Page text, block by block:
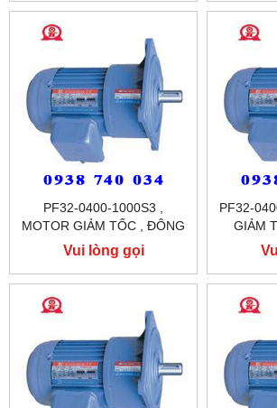
PF32-0400-1000S3 ,
MOTOR GIẢM TỐC , ĐÔNG
CƠ GIẢM TỐC MẶT BÍCH
TUNGLEE
Vui lòng gọi
PF32-
GIẢM
GIẢM